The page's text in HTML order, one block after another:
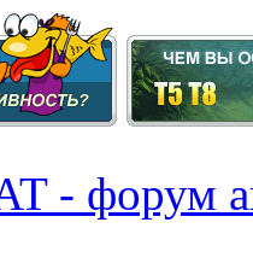
- форум